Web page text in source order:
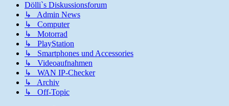
Dölli`s Diskussionsforum
↳ Admin News
↳ Computer
↳ Motorrad
↳ PlayStation
↳ Smartphones und Accessories
↳ Videoaufnahmen
↳ WAN IP-Checker
↳ Archiv
↳ Off-Topic